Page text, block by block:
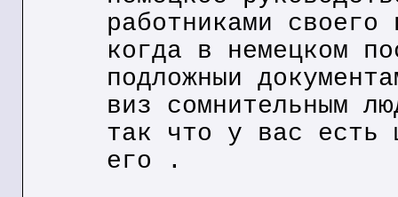
работниками
когда в немецком
подложныи
виз сомнительным
так что у вас есть
его .